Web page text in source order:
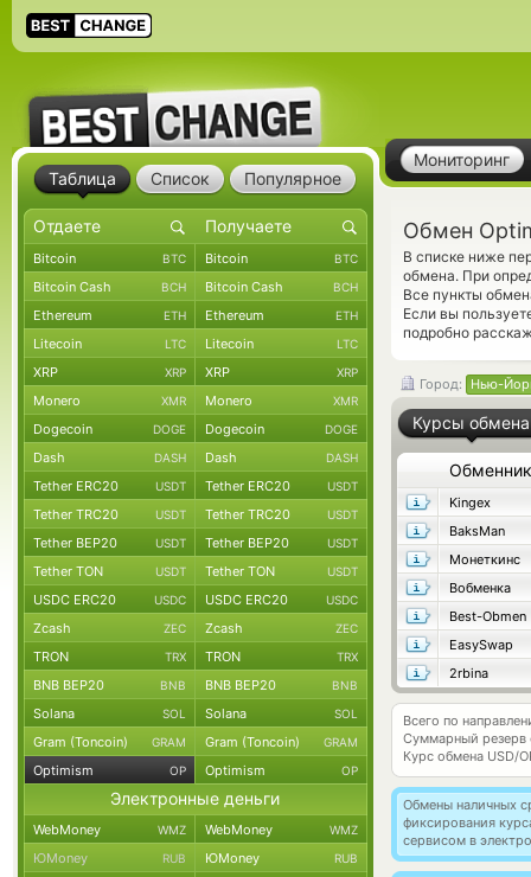
Мониторинг
Обмен
В списке ниже
обмена. При
Все пункты
Если вы
подробно
Город: Нью-
Курсы обмена
Обменник
Kingex
BaksMan
Монеткинс
Вобменка
Best-Obmen
EasySwap
2rbina
Всего по
Суммарный резерв
Курс обмена USD/
Обмены наличных
фиксирования
сервисом в
Таблица Список Популярное
Bitcoin BTC Bitcoin BTC
Bitcoin Cash BCH Bitcoin Cash BCH
Ethereum ETH Ethereum ETH
Litecoin LTC Litecoin LTC
XRP XRP XRP XRP
Monero XMR Monero XMR
Dogecoin DOGE Dogecoin DOGE
Dash DASH Dash DASH
Tether ERC20 USDT Tether ERC20 USDT
Tether TRC20 USDT Tether TRC20 USDT
Tether BEP20 USDT Tether BEP20 USDT
Tether TON USDT Tether TON USDT
USDC ERC20 USDC USDC ERC20 USDC
Zcash ZEC Zcash ZEC
TRON TRX TRON TRX
BNB BEP20 BNB BNB BEP20 BNB
Solana SOL Solana SOL
Gram (Toncoin) GRAM Gram (Toncoin) GRAM
Optimism OP Optimism OP
Электронные деньги
WebMoney WMZ WebMoney WMZ
ЮMoney RUB ЮMoney RUB